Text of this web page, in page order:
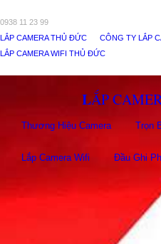
0938 11 23 99
LẮP CAMERA THỦ ĐỨC
CÔNG TY LẮP
LẮP CAMERA WIFI THỦ ĐỨC
LẮP
Thương Hiệu Camera Trọn
Lắp Camera Wifi Đầu Ghi